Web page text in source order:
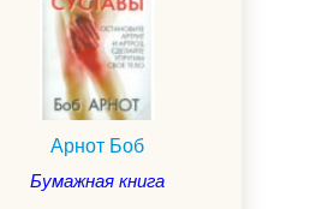
Арнот Боб
Бумажная книга